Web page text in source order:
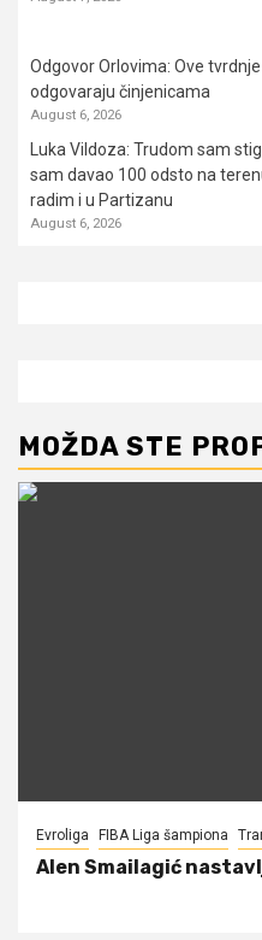
Odgovor Orlovima: ​Ove
odgovaraju činjenicama
August 6, 2026
Luka Vildoza: Trudom sam
sam davao 100 odsto na
radim i u Partizanu
August 6, 2026
MOŽDA STE
Evroliga FIBA Liga šampiona
Alen Smailagić